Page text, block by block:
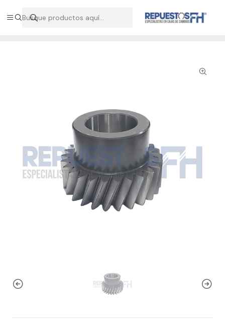
Hablemos por WhatsApp +56 9 7138 9597 / +56 9 8500 2568